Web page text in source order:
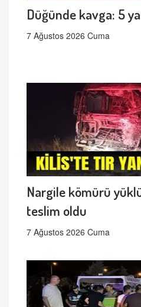
Düğünde kavga: 5
7 Ağustos 2026 Cuma
Nargile kömürü
teslim oldu
7 Ağustos 2026 Cuma